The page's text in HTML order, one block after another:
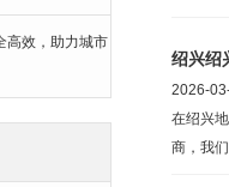
高效，助力城市
绍兴绍
2026-
在绍兴
商，我